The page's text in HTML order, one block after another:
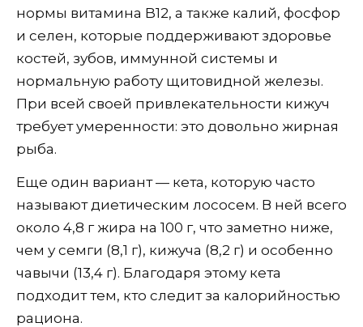
нормы витамина B12, а также калий, фосфор
и селен, которые поддерживают здоровье
костей, зубов, иммунной системы и
нормальную работу щитовидной железы.
При всей своей привлекательности кижуч
требует умеренности: это довольно жирная
рыба.
Еще один вариант — кета, которую часто
называют диетическим лососем. В ней всего
около 4,8 г жира на 100 г, что заметно ниже,
чем у семги (8,1 г), кижуча (8,2 г) и особенно
чавычи (13,4 г). Благодаря этому кета
подходит тем, кто следит за калорийностью
рациона.